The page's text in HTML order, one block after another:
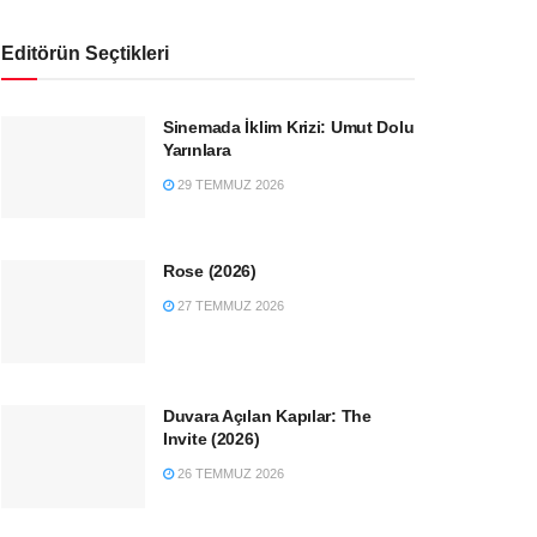
Editörün Seçtikleri
Sinemada İklim Krizi: Umut Dolu
Yarınlara
29 TEMMUZ 2026
Rose (2026)
27 TEMMUZ 2026
Duvara Açılan Kapılar: The
Invite (2026)
26 TEMMUZ 2026